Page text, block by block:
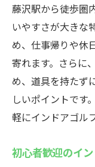
フのメ
シュミ
ップ
湘南エ
スン
手ぶらで通
無料貸
藤沢駅から徒歩圏
いやすさが大きな
め、仕事帰りや休
寄れます。さらに
め、道具を持たず
しいポイントです
軽にインドアゴル
初心者歓迎のイ